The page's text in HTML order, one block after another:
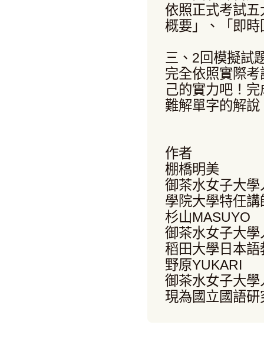
依照正式考試
概要」、「即
三、2回模擬試
完全依照實際
己的實力吧！
難解單字的解說
作者
棚橋明美
御茶水女子大
學院大學特任講
杉山MASUYO
御茶水女子大
稻田大學日本
野原YUKARI
御茶水女子大
現為國立國語